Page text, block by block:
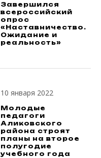
Завершился
всероссийский
опрос
«Наставничество.
Ожидание и
реальность»
10 января 2022
Молодые
педагоги
Аликовского
района строят
планы на второе
полугодие
учебного года